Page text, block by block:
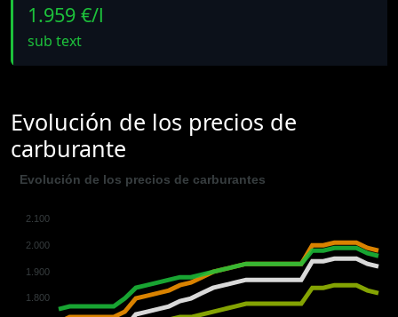
1.959 €/l
sub text
Evolución de los precios de
carburante
Evolución de los precios de carburantes
2.100
2.000
1.900
1.800